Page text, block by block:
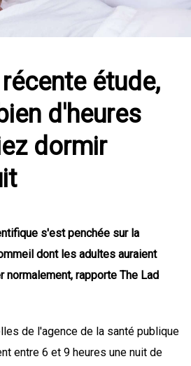
étude,
d'heures
dormir
s'est penchée sur la
dont les adultes auraient
normalement, rapporte The Lad
de l'agence de la santé publique
entre 6 et 9 heures une nuit de